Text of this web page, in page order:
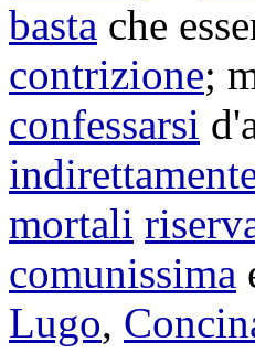
basta che
contrizione;
confessarsi
mortali
comunissima
Lugo,